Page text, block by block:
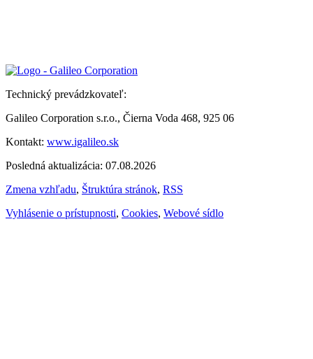
Technický prevádzkovateľ:
Galileo Corporation s.r.o., Čierna Voda 468, 925 06
Kontakt: www.igalileo.sk
Posledná aktualizácia: 07.08.2026
Zmena vzhľadu, Štruktúra stránok, RSS
Vyhlásenie o prístupnosti, Cookies, Webové sídlo